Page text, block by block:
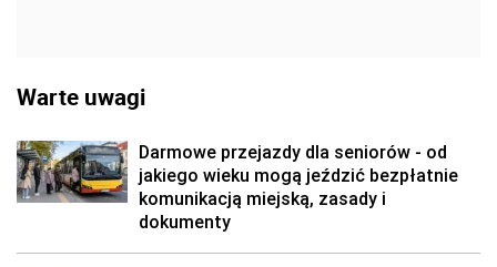
Warte uwagi
Darmowe przejazdy dla seniorów - od
jakiego wieku mogą jeździć bezpłatnie
komunikacją miejską, zasady i
dokumenty